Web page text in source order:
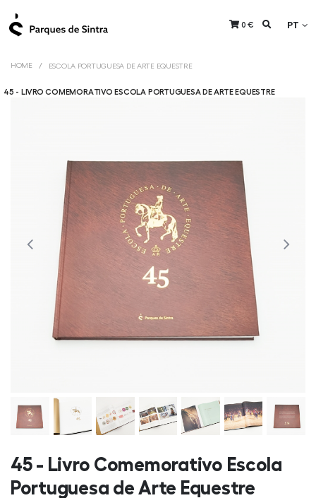
0 € PT
HOME ESCOLA PORTUGUESA DE ARTE EQUESTRE
45 - LIVRO COMEMORATIVO ESCOLA PORTUGUESA DE ARTE EQUESTRE
45 - Livro Comemorativo Escola
Portuguesa de Arte Equestre